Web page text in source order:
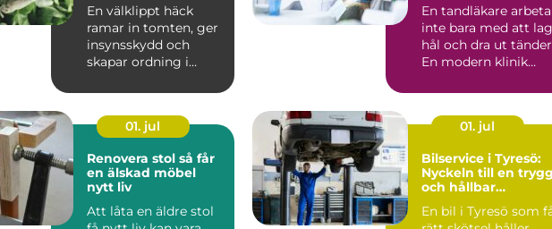
En välklippt häck
ramar in tomten, ger
insynsskydd och
skapar ordning i
Samtidigt är häc...
En tandläkare
inte bara med att
hål och dra ut
En modern klinik
01. jul
Renovera stol så får
en älskad möbel
nytt liv
Att låta en äldre stol
01. jul
Bilservice i Tyresö:
Nyckeln till en trygg
och hållbar
En bil i Tyresö som